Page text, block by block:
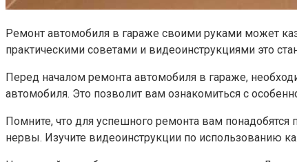
Ремонт автомобиля в гараже своими руками может
практическими советами и видеоинструкциями это
Перед началом ремонта автомобиля в гараже,
автомобиля. Это позволит вам ознакомиться с
Помните, что для успешного ремонта вам
нервы. Изучите видеоинструкции по использованию